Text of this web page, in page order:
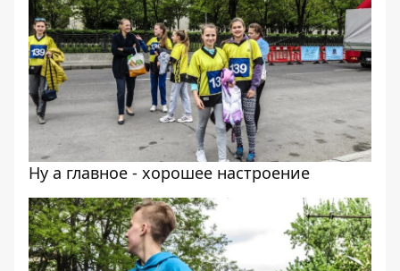
Ну а главное - хорошее настроение